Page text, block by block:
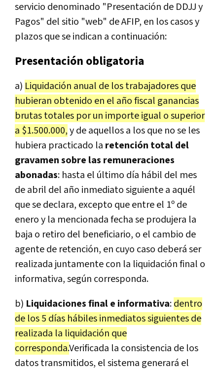
servicio denominado "Presentación de DDJJ y
Pagos" del sitio "web" de AFIP, en los casos y
plazos que se indican a continuación:
Presentación obligatoria
a) Liquidación anual de los trabajadores que
hubieran obtenido en el año fiscal ganancias
brutas totales por un importe igual o superior
a $1.500.000,y de aquellos a los que no se les
hubiera practicado la retención total del
gravamen sobre las remuneraciones
abonadas: hasta el último día hábil del mes
de abril del año inmediato siguiente a aquél
que se declara, excepto que entre el 1º de
enero y la mencionada fecha se produjera la
baja o retiro del beneficiario, o el cambio de
agente de retención, en cuyo caso deberá ser
realizada juntamente con la liquidación final o
informativa, según corresponda.
b) Liquidaciones final e informativa:dentro
de los 5 días hábiles inmediatos siguientes de
realizada la liquidación que
corresponda.Verificada la consistencia de los
datos transmitidos, el sistema generará el